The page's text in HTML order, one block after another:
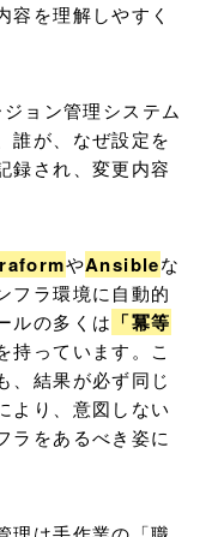
容を理解しやすく
ョン管理システム
誰が、なぜ設定を
録され、変更内容
やAnsibleな
フラ環境に自動的
ルの多くは 「冪等
持っています。こ
、結果が必ず同じ
より、意図しない
ラをあるべき姿に